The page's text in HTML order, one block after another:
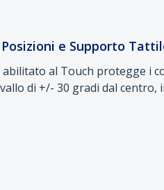
Posizioni e Supporto
al Touch protegge i
di +/- 30 gradi dal centro,